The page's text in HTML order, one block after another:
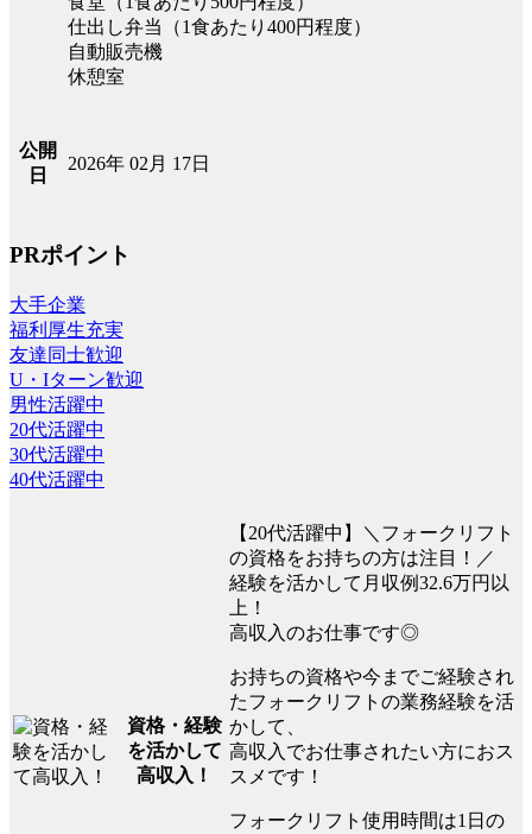
仕出し弁当（1食あたり400円程度）
自動販売機
休憩室
公開
日
2026年 02月 17日
PRポイント
大手企業
福利厚生充実
友達同士歓迎
U・Iターン歓迎
男性活躍中
20代活躍中
30代活躍中
40代活躍中
資格・経験
を活かして
高収入！
【20代活躍中】＼フォークリフト
の資格をお持ちの方は注目！／
経験を活かして月収例32.6万円以
上！
高収入のお仕事です◎
お持ちの資格や今までご経験され
たフォークリフトの業務経験を活
かして、
高収入でお仕事されたい方におス
スメです！
フォークリフト使用時間は1日の